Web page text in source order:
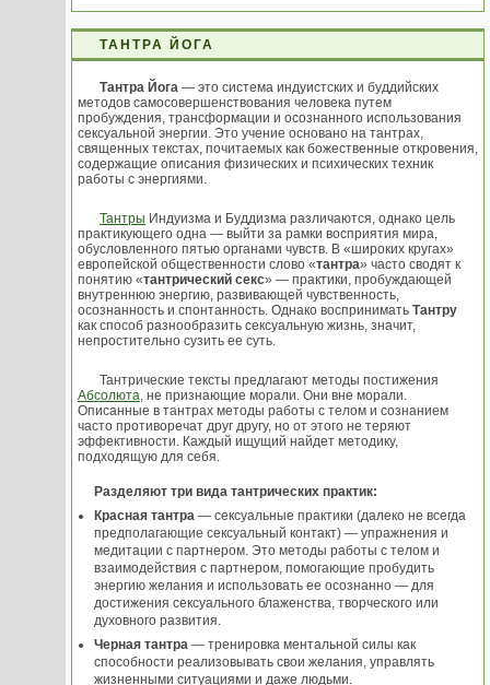
ТАНТРА ЙОГА
Тантра Йога — это система индуистских и буддийских
методов самосовершенствования человека путем
пробуждения, трансформации и осознанного использования
сексуальной энергии. Это учение основано на тантрах,
священных текстах, почитаемых как божественные откровения,
содержащие описания физических и психических техник
работы с энергиями.
Тантры Индуизма и Буддизма различаются, однако цель
практикующего одна — выйти за рамки восприятия мира,
обусловленного пятью органами чувств. В «широких кругах»
европейской общественности слово «тантра» часто сводят к
понятию «тантрический секс» — практики, пробуждающей
внутреннюю энергию, развивающей чувственность,
осознанность и спонтанность. Однако воспринимать Тантру
как способ разнообразить сексуальную жизнь, значит,
непростительно сузить ее суть.
Тантрические тексты предлагают методы постижения
Абсолюта , не признающие морали. Они вне морали.
Описанные в тантрах методы работы с телом и сознанием
часто противоречат друг другу, но от этого не теряют
эффективности. Каждый ищущий найдет методику,
подходящую для себя.
Разделяют три вида тантрических практик:
Красная тантра — сексуальные практики (далеко не всегда
предполагающие сексуальный контакт) — упражнения и
медитации с партнером. Это методы работы с телом и
взаимодействия с партнером, помогающие пробудить
энергию желания и использовать ее осознанно — для
достижения сексуального блаженства, творческого или
духовного развития.
Черная тантра — тренировка ментальной силы как
способности реализовывать свои желания, управлять
жизненными ситуациями и даже людьми.